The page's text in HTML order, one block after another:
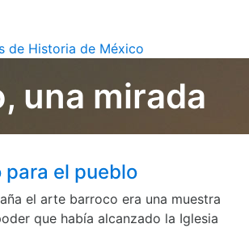
de Historia de México
una mirada
para el pueblo
el arte barroco era una muestra
que había alcanzado la Iglesia